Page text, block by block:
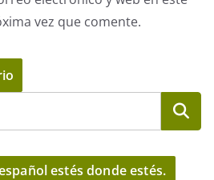
vez que comente.
estés donde estés.